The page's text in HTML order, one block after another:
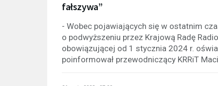
fałszywa”
- Wobec pojawiających się w ostatnim
o podwyższeniu przez Krajową Radę
obowiązującej od 1 stycznia 2024 r.
poinformował przewodniczący KRRiT